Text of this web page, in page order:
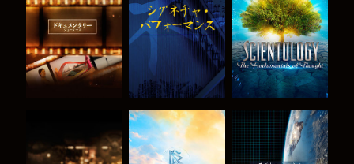
シリーズを探求 シリーズを探求 観る